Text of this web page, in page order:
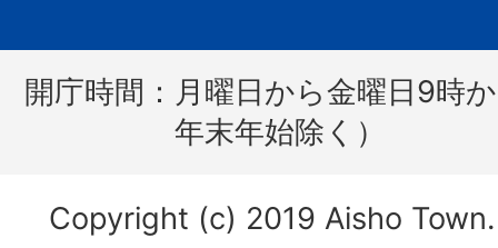
開庁時間： 月曜日から金曜日9時
年末年始除く）
Copyright (c) 2019 Aisho